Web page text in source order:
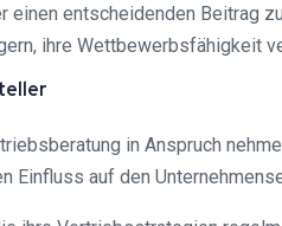
entscheidenden Beitrag
ihre Wettbewerbsfähigkeit
in Anspruch
Einfluss auf den